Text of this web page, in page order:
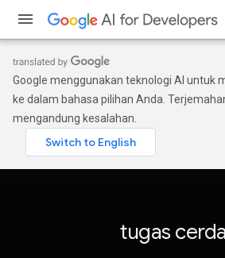
Google menggunakan teknologi AI untuk
ke dalam bahasa pilihan Anda.
mengandung kesalahan.
tugas